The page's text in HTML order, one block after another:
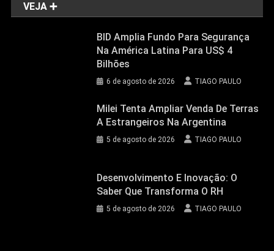
VEJA ➕
BID Amplia Fundo Para Segurança
Na América Latina Para US$ 4
Bilhões
6 de agosto de 2026 TIAGO PAULO
Milei Tenta Ampliar Venda De Terras
A Estrangeiros Na Argentina
5 de agosto de 2026 TIAGO PAULO
Desenvolvimento E Inovação: O
Saber Que Transforma O RH
5 de agosto de 2026 TIAGO PAULO